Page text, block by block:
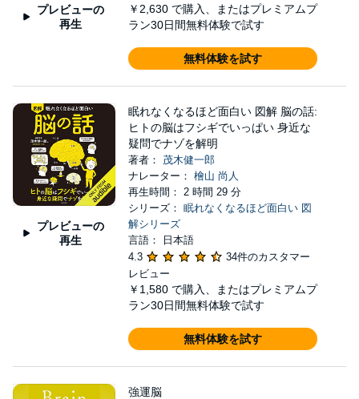
プレビューの
再生
￥2,630 で購入、またはプレミアムプ
ラン30日間無料体験で試す
無料体験を試す
プレビューの
再生
眠れなくなるほど面白い 図解 脳の話:
ヒトの脳はフシギでいっぱい 身近な
疑問でナゾを解明
著者： 茂木健一郎
ナレーター： 檜山 尚人
再生時間： 2 時間 29 分
シリーズ： 眠れなくなるほど面白い 図
解シリーズ
言語： 日本語
4.3
34件のカスタマー
レビュー
￥1,580 で購入、またはプレミアムプ
ラン30日間無料体験で試す
無料体験を試す
強運脳